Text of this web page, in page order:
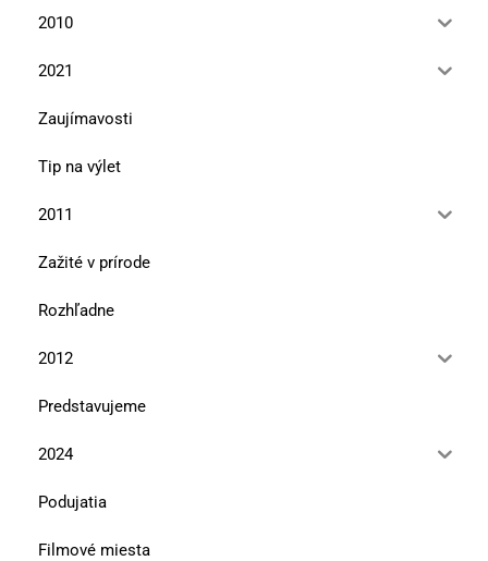
2010
2021
Zaujímavosti
Tip na výlet
2011
Zažité v prírode
Rozhľadne
2012
Predstavujeme
2024
Podujatia
Filmové miesta